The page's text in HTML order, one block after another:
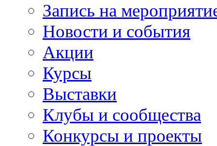
Запись на
Новости и события
Акции
Курсы
Выставки
Клубы и сообщества
Конкурсы и проекты